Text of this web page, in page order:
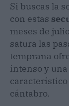
Si buscas la
con estas
meses de
satura las
temprana
intenso y
cántabro.